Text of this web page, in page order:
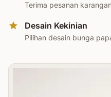
Terima pesanan
Desain Kekinian
Pilihan desain bunga